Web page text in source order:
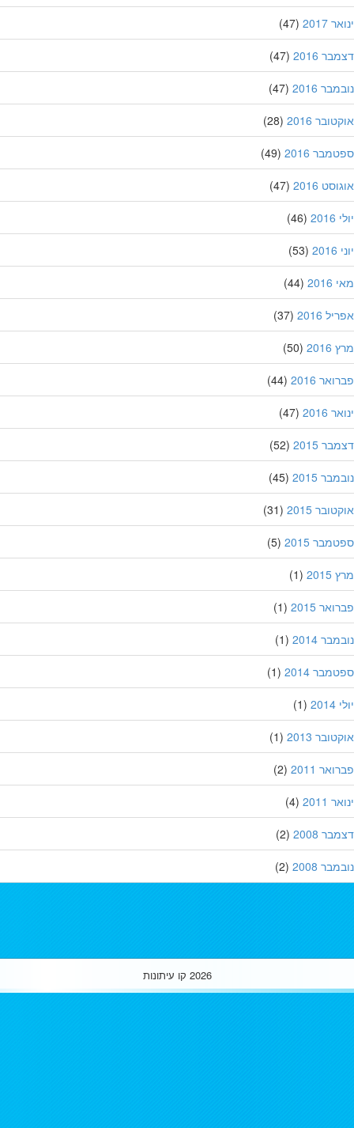
2017
(47)
2016
(47)
2016
(47)
2016
(28)
2016
(49)
2016
(47)
(46)
(53)
(44)
2016
(37)
(50)
2016
(44)
2016
(47)
2015
(52)
2015
(45)
2015
(31)
2015
(5)
(1)
2015
(1)
2014
(1)
2014
(1)
(1)
2013
(1)
2011
(2)
2011
(4)
2008
(2)
2008
(2)
2026 קו עיתונות